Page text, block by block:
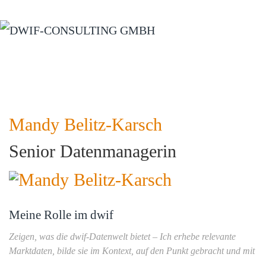
Zum Hauptinhalt springen
Mandy Belitz-Karsch
Senior Datenmanagerin
Meine Rolle im dwif
Zeigen, was die dwif-Datenwelt bietet – Ich erhebe relevante
Marktdaten, bilde sie im Kontext, auf den Punkt gebracht und mit